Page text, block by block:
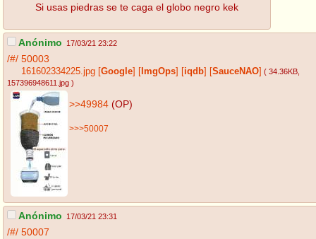
Si usas piedras se te caga el globo negro kek
Anónimo 17/03/21 23:22
/#/ 50003
161602334225.jpg Google ImgOps iqdb SauceNAO ( 34.36KB
157396948611.jpg )
>>49984 (OP)
>>>50007
Anónimo 17/03/21 23:31
/#/ 50007